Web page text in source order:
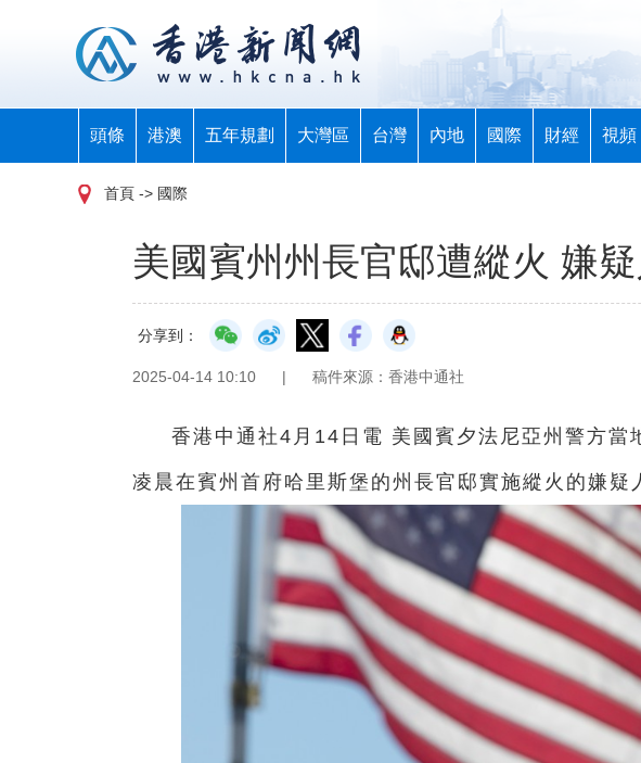
頭條 港澳 五年規劃 大灣區 台灣 內地 國際 財經 視頻
首頁 -> 國際
美國賓州州長官邸遭縱火 嫌
分享到：
2025-04-14 10:10 | 稿件來源：香港中通社
香港中通社4月14日電 美國賓夕法尼亞州警方當
凌晨在賓州首府哈里斯堡的州長官邸實施縱火的嫌疑